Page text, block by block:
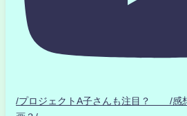
/プロジェクトA子さんも注目？ /感